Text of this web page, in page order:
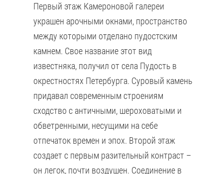
Первый этаж Камероновой галереи
украшен арочными окнами, пространство
между которыми отделано пудостским
камнем. Свое название этот вид
известняка, получил от села Пудость в
окрестностях Петербурга. Суровый камень
придавал современным строениям
сходство с античными, шероховатыми и
обветренными, несущими на себе
отпечаток времен и эпох. Второй этаж
создает с первым разительный контраст –
он легок, почти воздушен. Соединение в